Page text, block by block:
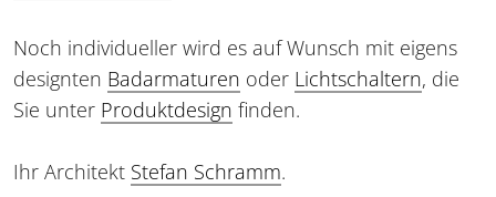
Noch individueller wird es auf Wunsch mit eigens
designten Badarmaturen oder Lichtschaltern, die
Sie unter Produktdesign finden.
Ihr Architekt Stefan Schramm.